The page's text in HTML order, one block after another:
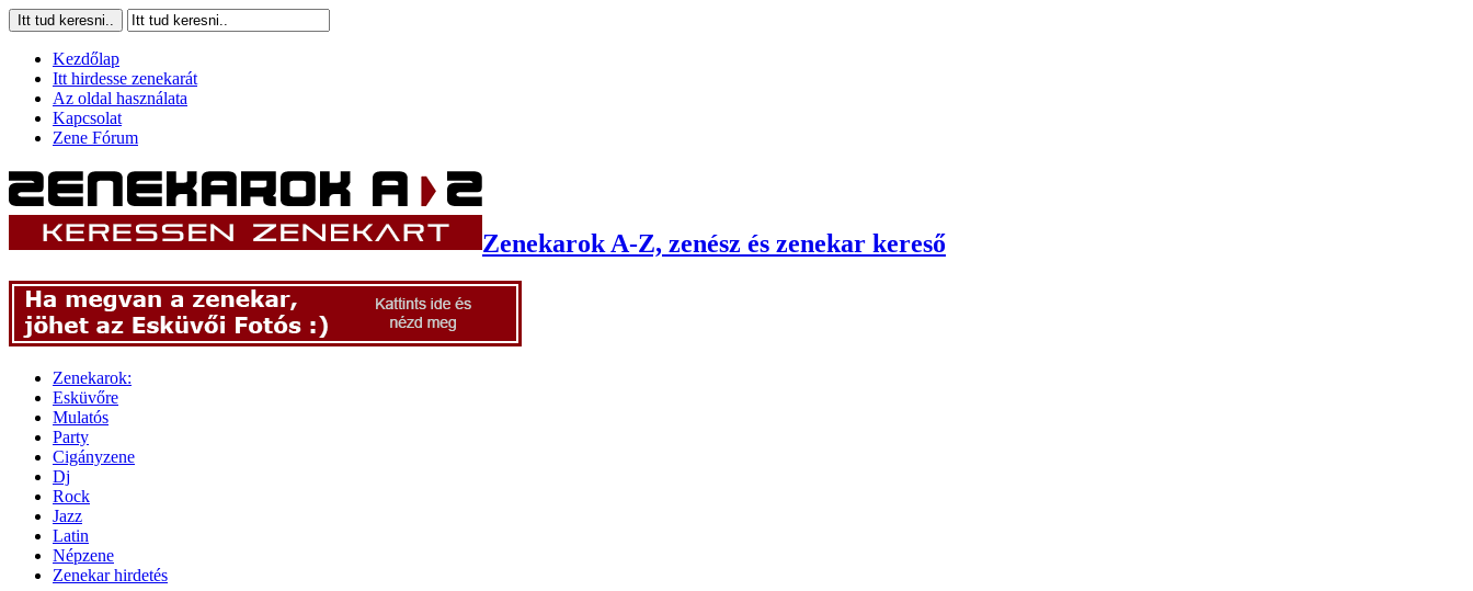
Kezdőlap
Itt hirdesse zenekarát
Az oldal használata
Kapcsolat
Zene Fórum
Zenekarok A-Z, zenész és zenekar kereső
Zenekarok:
Esküvőre
Mulatós
Party
Cigányzene
Dj
Rock
Jazz
Latin
Népzene
Zenekar hirdetés